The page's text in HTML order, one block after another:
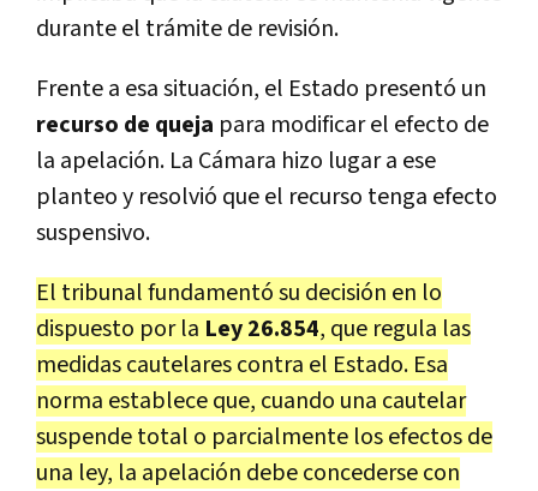
durante el trámite de revisión.
Frente a esa situación, el Estado presentó un
recurso de queja para modificar el efecto de
la apelación. La Cámara hizo lugar a ese
planteo y resolvió que el recurso tenga efecto
suspensivo.
El tribunal fundamentó su decisión en lo
dispuesto por la Ley 26.854, que regula las
medidas cautelares contra el Estado. Esa
norma establece que, cuando una cautelar
suspende total o parcialmente los efectos de
una ley, la apelación debe concederse con